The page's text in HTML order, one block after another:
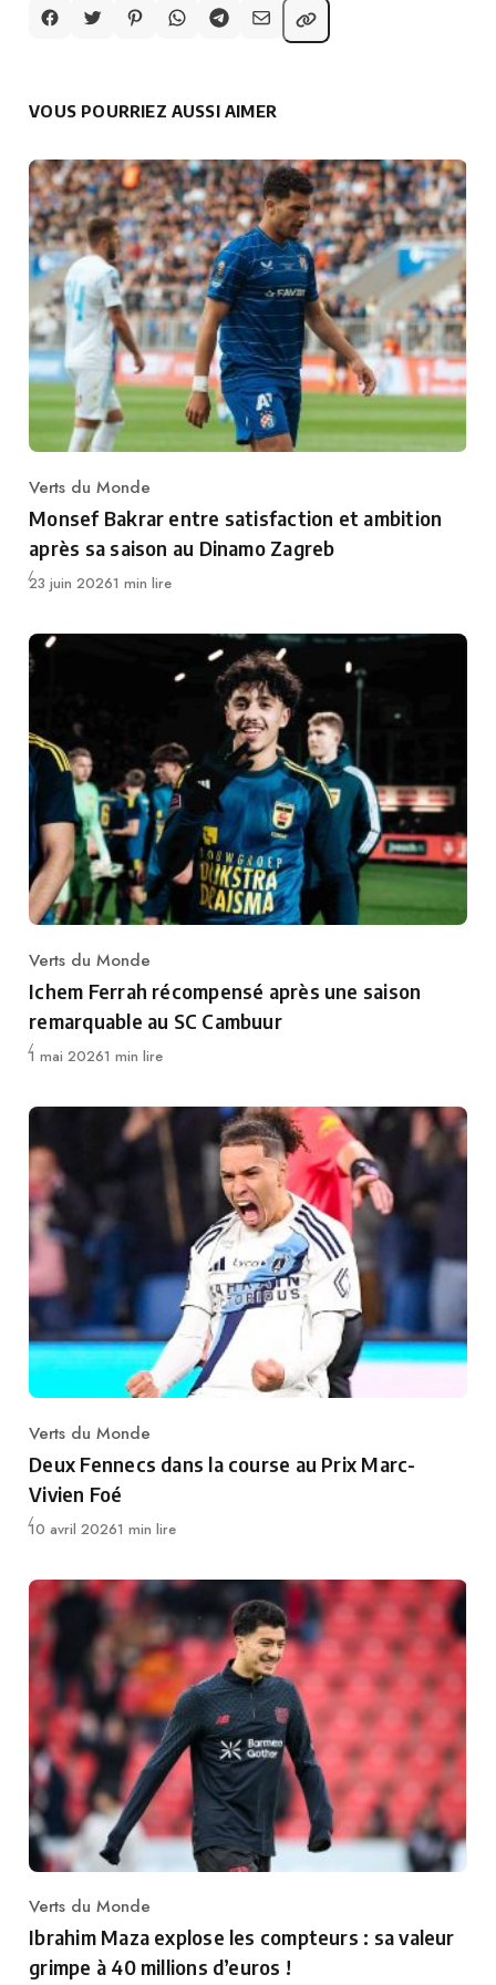
VOUS POURRIEZ AUSSI AIMER
Category
Verts du Monde
Monsef Bakrar entre satisfaction et ambition
après sa saison au Dinamo Zagreb
Publié
23 juin 20261 min lire
Category
Verts du Monde
Ichem Ferrah récompensé après une saison
remarquable au SC Cambuur
Publié
1 mai 20261 min lire
Category
Verts du Monde
Deux Fennecs dans la course au Prix Marc-
Vivien Foé
Publié
10 avril 20261 min lire
Category
Verts du Monde
Ibrahim Maza explose les compteurs : sa valeur
grimpe à 40 millions d’euros !